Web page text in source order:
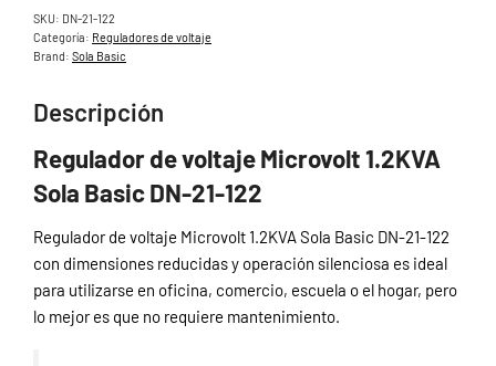
SKU: DN-21-122
Categoría: Reguladores de voltaje
Brand: Sola Basic
Descripción
Regulador de voltaje Microvolt 1.2KVA
Sola Basic DN-21-122
Regulador de voltaje Microvolt 1.2KVA Sola Basic DN-21-122
con dimensiones reducidas y operación silenciosa es ideal
para utilizarse en oficina, comercio, escuela o el hogar, pero
lo mejor es que no requiere mantenimiento.